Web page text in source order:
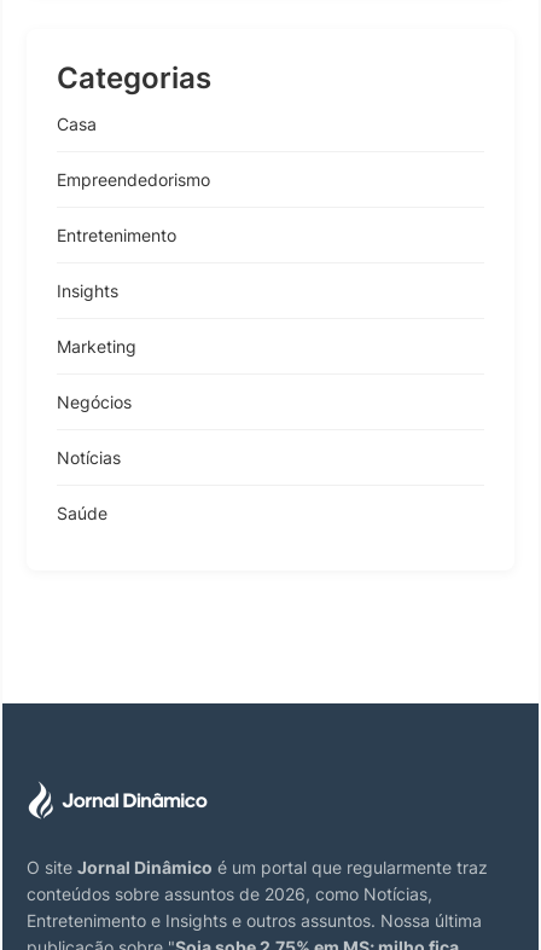
Categorias
Casa
Empreendedorismo
Entretenimento
Insights
Marketing
Negócios
Notícias
Saúde
O site Jornal Dinâmico é um portal que regularmente traz
conteúdos sobre assuntos de 2026, como Notícias,
Entretenimento e Insights e outros assuntos. Nossa última